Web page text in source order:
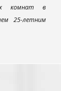
комнат в
25-летним